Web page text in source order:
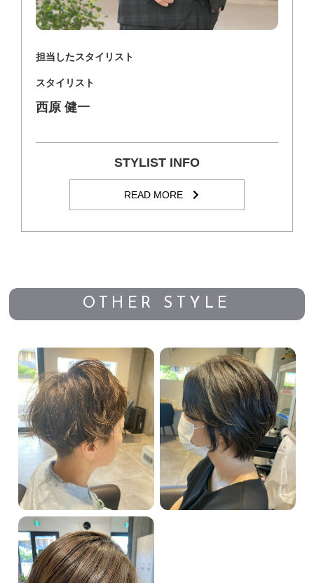
担当したスタイリスト
スタイリスト
西原 健一
STYLIST INFO
READ MORE
OTHER STYLE